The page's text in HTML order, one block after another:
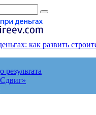
как развить
результата